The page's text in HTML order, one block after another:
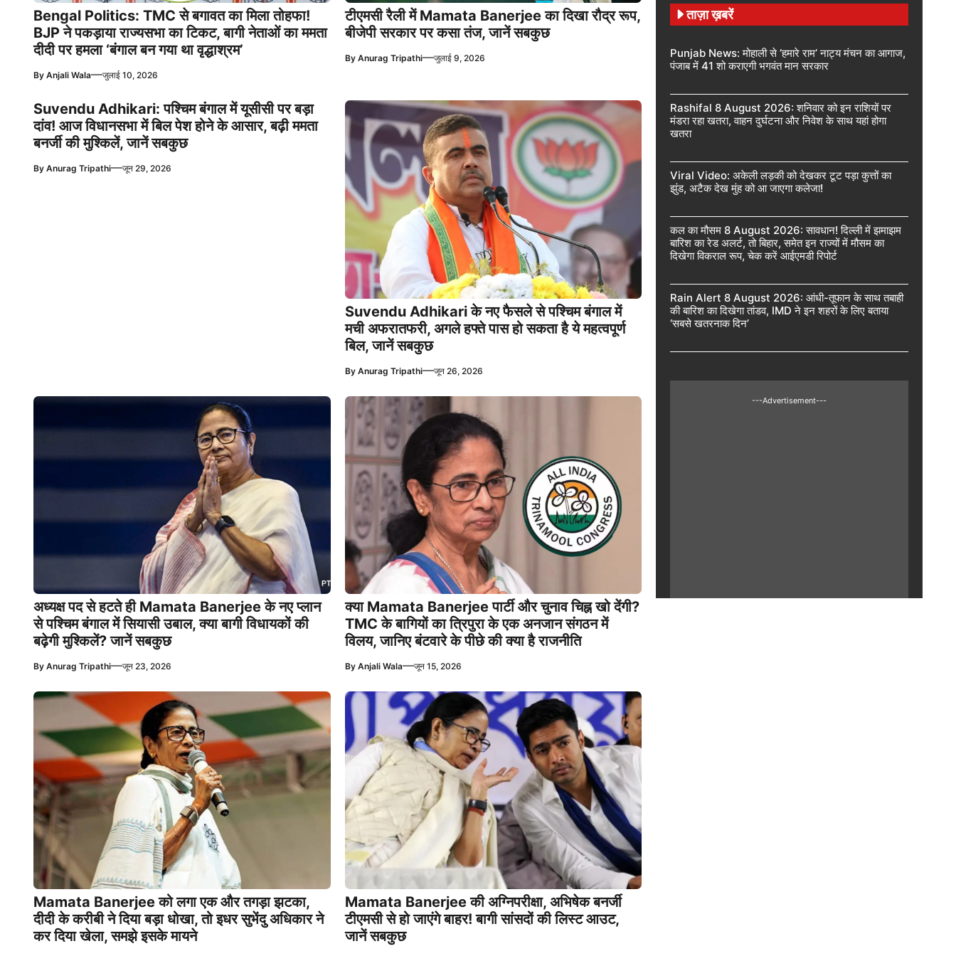
Bengal Politics: TMC से बगावत का मिला तोहफा!
BJP ने पकड़ाया राज्यसभा का टिकट, बागी नेताओं का ममता
दीदी पर हमला ‘बंगाल बन गया था वृद्धाश्रम’
By Anjali Wala—जुलाई 10, 2026
टीएमसी रैली में Mamata Banerjee का दिखा रौद्र रूप,
बीजेपी सरकार पर कसा तंज, जानें सबकुछ
By Anurag Tripathi—जुलाई 9, 2026
Suvendu Adhikari: पश्चिम बंगाल में यूसीसी पर बड़ा
दांव! आज विधानसभा में बिल पेश होने के आसार, बढ़ी ममता
बनर्जी की मुश्किलें, जानें सबकुछ
By Anurag Tripathi—जून 29, 2026
Suvendu Adhikari के नए फैसले से पश्चिम बंगाल में
मची अफरातफरी, अगले हफ्ते पास हो सकता है ये महत्वपूर्ण
बिल, जानें सबकुछ
By Anurag Tripathi—जून 26, 2026
अध्यक्ष पद से हटते ही Mamata Banerjee के नए प्लान
से पश्चिम बंगाल में सियासी उबाल, क्या बागी विधायकों की
बढ़ेगी मुश्किलें? जानें सबकुछ
By Anurag Tripathi—जून 23, 2026
क्या Mamata Banerjee पार्टी और चुनाव चिह्न खो देंगी?
TMC के बागियों का त्रिपुरा के एक अनजान संगठन में
विलय, जानिए बंटवारे के पीछे की क्या है राजनीति
By Anjali Wala—जून 15, 2026
Mamata Banerjee को लगा एक और तगड़ा झटका,
दीदी के करीबी ने दिया बड़ा धोखा, तो इधर सुभेंदु अधिकार ने
कर दिया खेला, समझे इसके मायने
Mamata Banerjee की अग्निपरीक्षा, अभिषेक बनर्जी
टीएमसी से हो जाएंगे बाहर! बागी सांसदों की लिस्ट आउट,
जानें सबकुछ
ताज़ा ख़बरें
Punjab News: मोहाली से ‘हमारे राम’ नाट्य मंचन का आगाज,
पंजाब में 41 शो कराएगी भगवंत मान सरकार
Rashifal 8 August 2026: शनिवार को इन राशियों पर
मंडरा रहा खतरा, वाहन दुर्घटना और निवेश के साथ यहां होगा
खतरा
Viral Video: अकेली लड़की को देखकर टूट पड़ा कुत्तों का
झुंड, अटैक देख मुंह को आ जाएगा कलेजा!
कल का मौसम 8 August 2026: सावधान! दिल्ली में झमाझम
बारिश का रेड अलर्ट, तो बिहार, समेत इन राज्यों में मौसम का
दिखेगा विकराल रूप, चेक करें आईएमडी रिपोर्ट
Rain Alert 8 August 2026: आंधी-तूफान के साथ तबाही
की बारिश का दिखेगा तांडव, IMD ने इन शहरों के लिए बताया
‘सबसे खतरनाक दिन’
---Advertisement---